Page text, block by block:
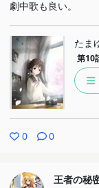
劇中歌も良い。
たま
第10
0 0
王者の秘